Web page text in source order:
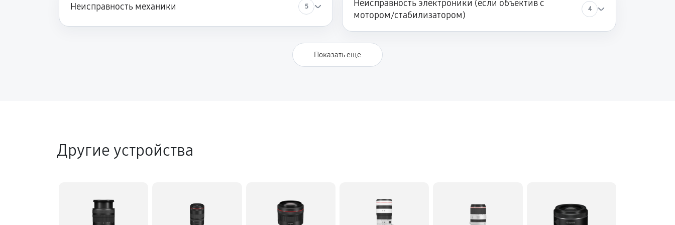
Неисправность механики 5
Неисправность электроники (если объектив с
мотором/стабилизатором)
4
Показать ещё
Другие устройства